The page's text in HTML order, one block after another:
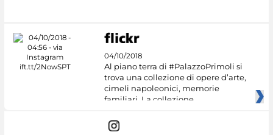
04/10/2018
Al piano terra di #PalazzoPrimoli si
trova una collezione di opere d’arte,
cimeli napoleonici, memorie
familiari. La collezione